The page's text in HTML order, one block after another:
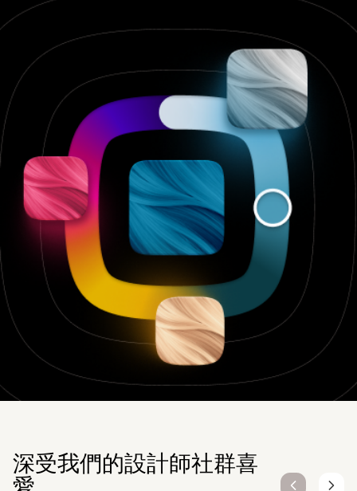
深受我們的設計師社群喜